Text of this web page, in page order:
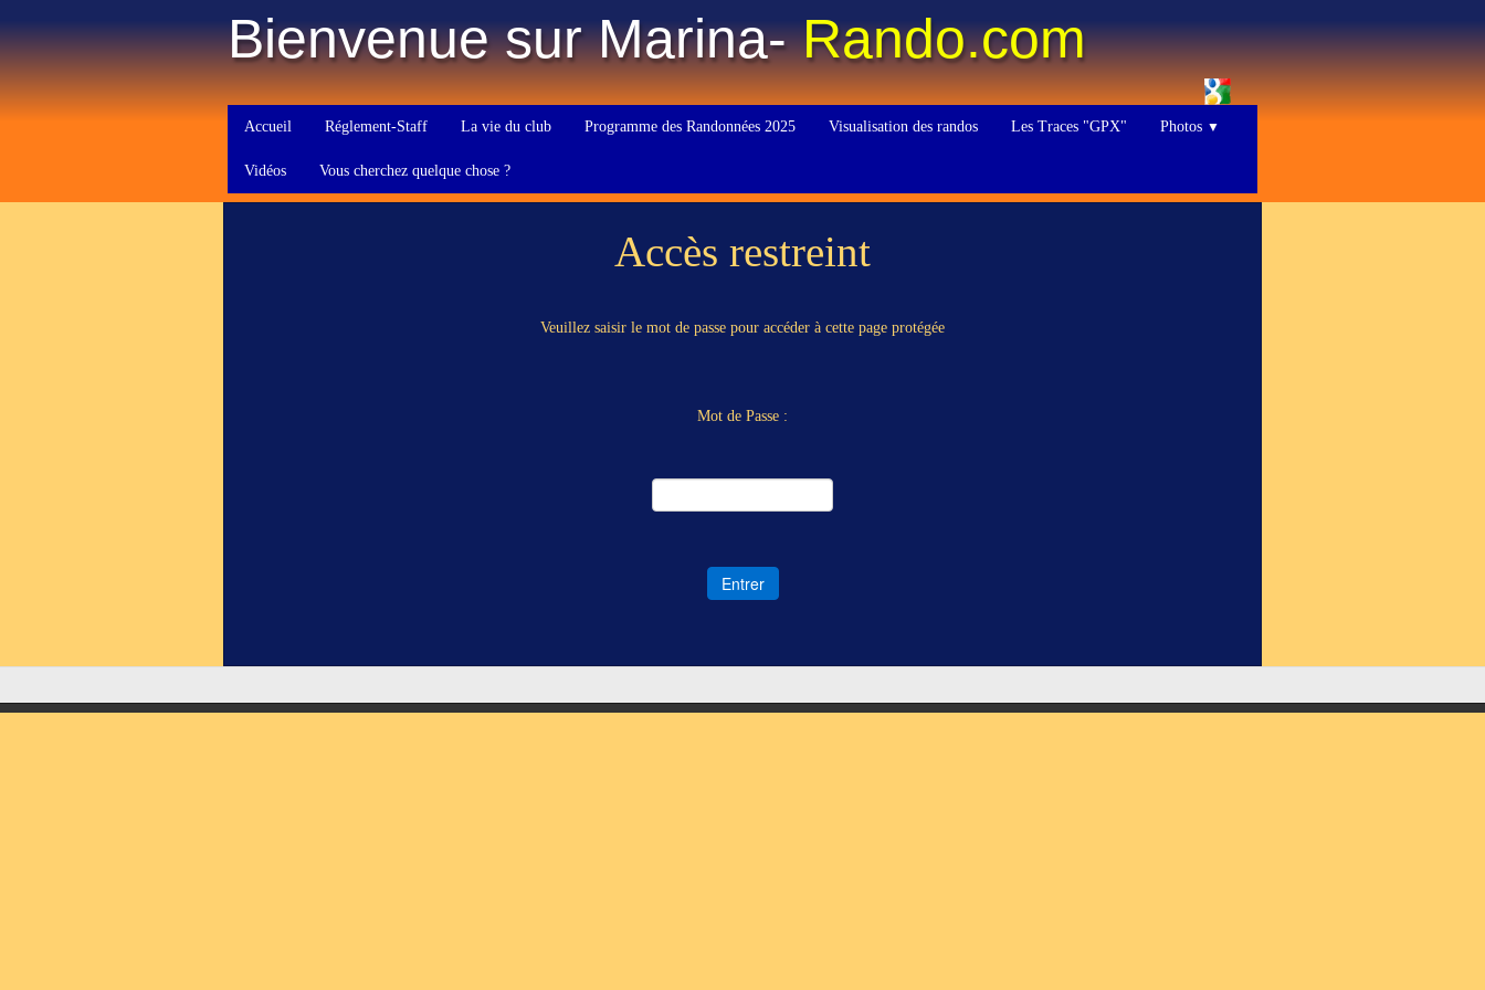
Bienvenue sur Marina-Rando.com
Accueil Réglement-Staff La vie du club Programme des Randonnées 2025 Visualisation des randos Les Traces "GPX" Photos ▼
Vidéos Vous cherchez quelque chose ?
Accès restreint
Veuillez saisir le mot de passe pour accéder à cette page protégée
Mot de Passe :